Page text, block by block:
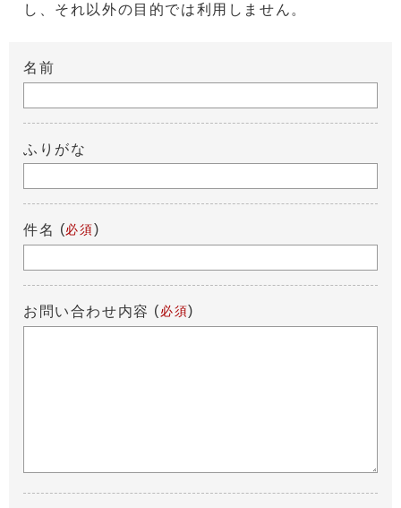
し、それ以外の目的では利用しません。
名前
ふりがな
件名 (必須 )
お問い合わせ内容 ( 必須)